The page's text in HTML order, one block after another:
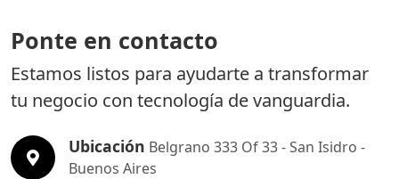
Ponte en contacto
Estamos listos para ayudarte a transformar
tu negocio con tecnología de vanguardia.
Ubicación Belgrano 333 Of 33 - San Isidro -
Buenos Aires